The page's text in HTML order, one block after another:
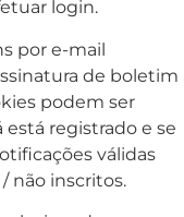
login.
por e-mail
de boletim
podem ser
está registrado e se
válidas
não inscritos.